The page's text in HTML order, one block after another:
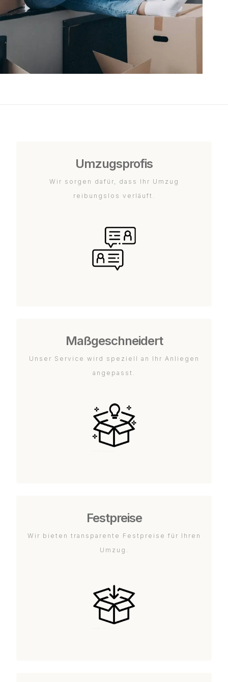
Umzugsprofis
Wir sorgen dafür, dass Ihr Umzug
reibungslos verläuft.
Maßgeschneidert
Unser Service wird speziell an Ihr Anliegen
angepasst.
Festpreise
Wir bieten transparente Festpreise für Ihren
Umzug.